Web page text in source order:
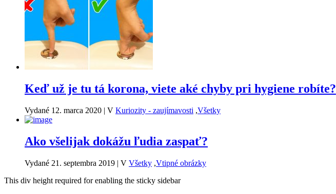
Keď už je tu tá korona, viete aké chyby pri hygiene robíte?
Vydané 12. marca 2020 | V Kuriozity - zaujímavosti ,Všetky
Ako všelijak dokážu ľudia zaspať?
Vydané 21. septembra 2019 | V Všetky ,Vtipné obrázky
This div height required for enabling the sticky sidebar